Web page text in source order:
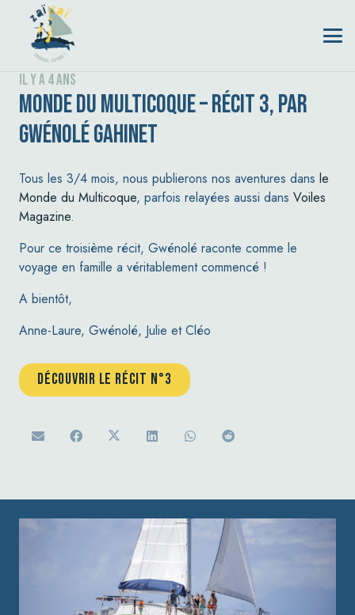
il y a 4 ans
MONDE DU MULTICOQUE – RÉCIT 3, PAR
GWÉNOLÉ GAHINET
Tous les 3/4 mois, nous publierons nos aventures dans le
Monde du Multicoque, parfois relayées aussi dans Voiles
Magazine.
Pour ce troisième récit, Gwénolé raconte comme le
voyage en famille a véritablement commencé !
A bientôt,
Anne-Laure, Gwénolé, Julie et Cléo
DÉCOUVRIR LE RÉCIT N°3